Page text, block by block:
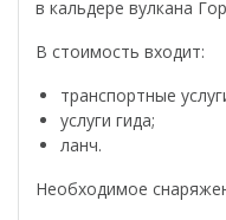
в кальдере вулкана
В стоимость входит:
транспортные
услуги гида;
ланч.
Необходимое